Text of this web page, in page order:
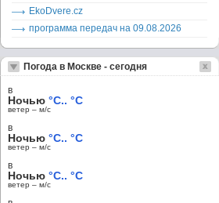
EkoDvere.cz
программа передач на 09.08.2026
Погода в Москве - сегодня
в
Ночью °C.. °C
ветер – м/c
в
Ночью °C.. °C
ветер – м/c
в
Ночью °C.. °C
ветер – м/c